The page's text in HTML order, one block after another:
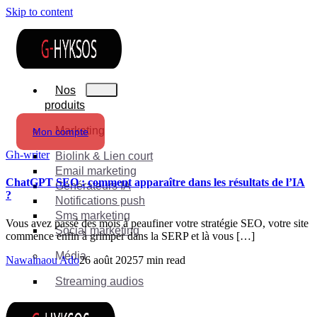
Skip to content
Nos
produits
Marketing
Biolink & Lien court
Email marketing
Générateurs IA
Notifications push
Sms marketing
Social marketing
Média
Streaming audios
Mon compte
Gh-writer
ChatGPT SEO : comment apparaître dans les résultats de l’IA
?
Vous avez passé des mois à peaufiner votre stratégie SEO, votre site
commence enfin à grimper dans la SERP et là vous […]
Nawainaou Ado26 août 20257 min read